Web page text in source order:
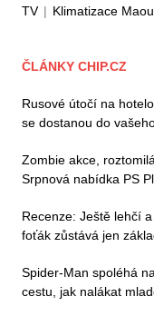
TV | Klimatizace
ČLÁNKY CHIP.CZ
Rusové útočí na
se dostanou do
Zombie akce,
Srpnová nabídka PS
Recenze: Ještě lehčí
foťák zůstává jen
Spider-Man spoléhá
cestu, jak nalákat